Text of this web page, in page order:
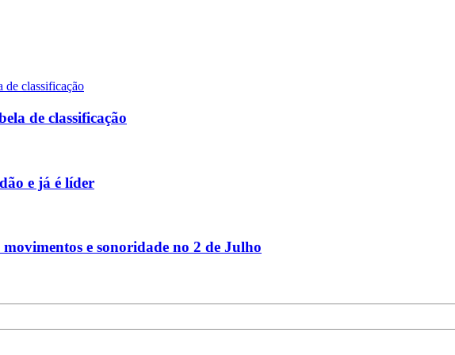
de classificação
e já é líder
e sonoridade no 2 de Julho